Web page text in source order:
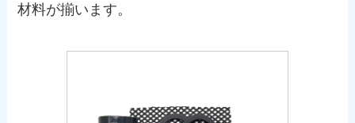
材料が揃います。